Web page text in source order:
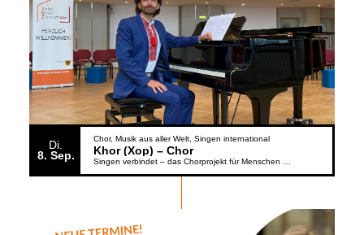
Di.
8 Sep.
Chor Musik aus aller Welt Singen international
Khor (Xop) – Chor
Singen verbindet – das Chorprojekt für Menschen aus der Ukraine